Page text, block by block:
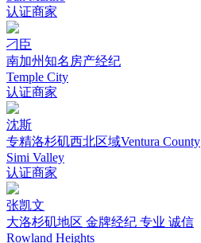
认证商家
刁臣
南加州知名房产经纪
Temple City
认证商家
沈斯
专精洛杉矶西北区域Ventura County
Simi Valley
认证商家
张凯文
大洛杉矶地区 金牌经纪 专业 诚信
Rowland Heights